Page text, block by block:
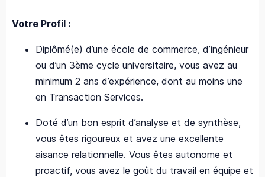
Votre Profil :
Diplômé(e) d’une école de commerce, d’ingénieur
ou d’un 3ème cycle universitaire, vous avez au
minimum 2 ans d’expérience, dont au moins une
en Transaction Services.
Doté d’un bon esprit d’analyse et de synthèse,
vous êtes rigoureux et avez une excellente
aisance relationnelle. Vous êtes autonome et
proactif, vous avez le goût du travail en équipe et